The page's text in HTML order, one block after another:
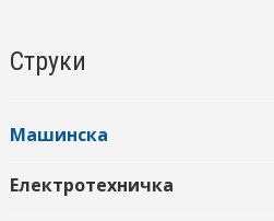
Струки
Машинска
Електротехничка